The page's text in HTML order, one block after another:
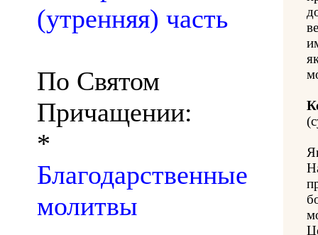
(утренняя) часть
По Святом
Причащении:
*
Благодарственные
молитвы